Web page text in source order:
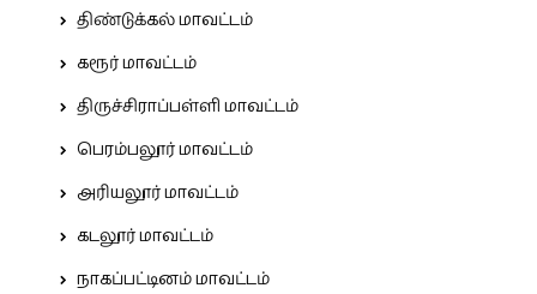
திண்டுக்கல் மாவட்டம்
கரூர் மாவட்டம்
திருச்சிராப்பள்ளி மாவட்டம்
பெரம்பலூர் மாவட்டம்
அரியலூர் மாவட்டம்
கடலூர் மாவட்டம்
நாகப்பட்டினம் மாவட்டம்